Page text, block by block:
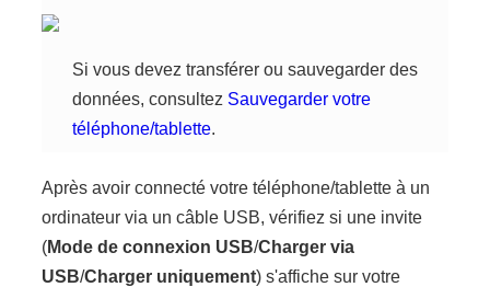
Si vous devez transférer ou sauvegarder des
données, consultez Sauvegarder votre
téléphone/tablette.
Après avoir connecté votre téléphone/tablette à un
ordinateur via un câble USB, vérifiez si une invite
(Mode de connexion USB/Charger via
USB/Charger uniquement) s'affiche sur votre